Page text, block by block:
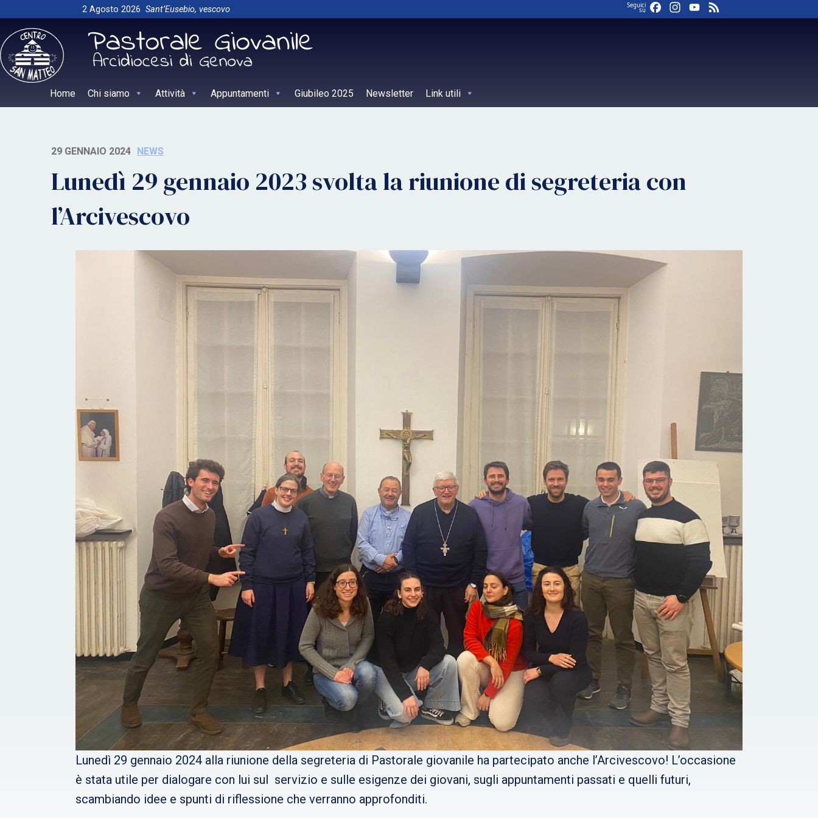
to
content
2 Agosto 2026 Sant’Eusebio, vescovo Seguici
su FacebookInstagram
YouTube
Home Chi siamo Attività Appuntamenti Giubileo 2025 Newsletter Link utili
29 GENNAIO 2024 NEWS
Lunedì 29 gennaio 2023 svolta la riunione di segreteria con
l’Arcivescovo
Lunedì 29 gennaio 2024 alla riunione della segreteria di Pastorale giovanile ha partecipato anche l’Arcivescovo! L’occasione
è stata utile per dialogare con lui sul servizio e sulle esigenze dei giovani, sugli appuntamenti passati e quelli futuri,
scambiando idee e spunti di riflessione che verranno approfonditi.